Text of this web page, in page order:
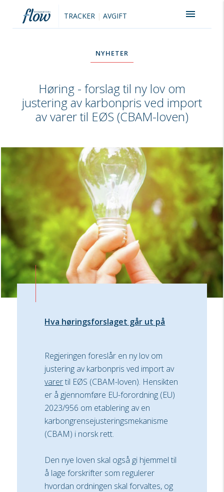
TRACKER | AVGIFT menu
NYHETER
Høring - forslag til ny lov om
justering av karbonpris ved import
av varer til EØS (CBAM-loven)
Hva høringsforslaget går ut på
Regjeringen foreslår en ny lov om
justering av karbonpris ved import av
varertil EØS (CBAM-loven). Hensikten
er å gjennomføre EU-forordning (EU)
2023/956 om etablering av en
karbongrensejusteringsmekanisme
(CBAM) i norsk rett.
Den nye loven skal også gi hjemmel til
å lage forskrifter som regulerer
hvordan ordningen skal forvaltes, og